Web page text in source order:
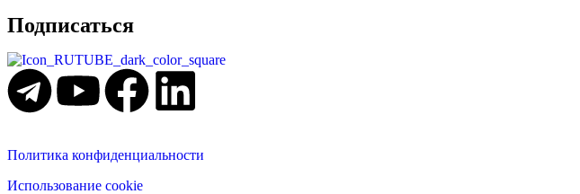
Подписаться
Политика конфиденциальности
Использование cookie